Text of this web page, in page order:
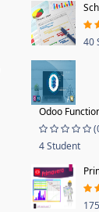
40
Odoo
4 Student